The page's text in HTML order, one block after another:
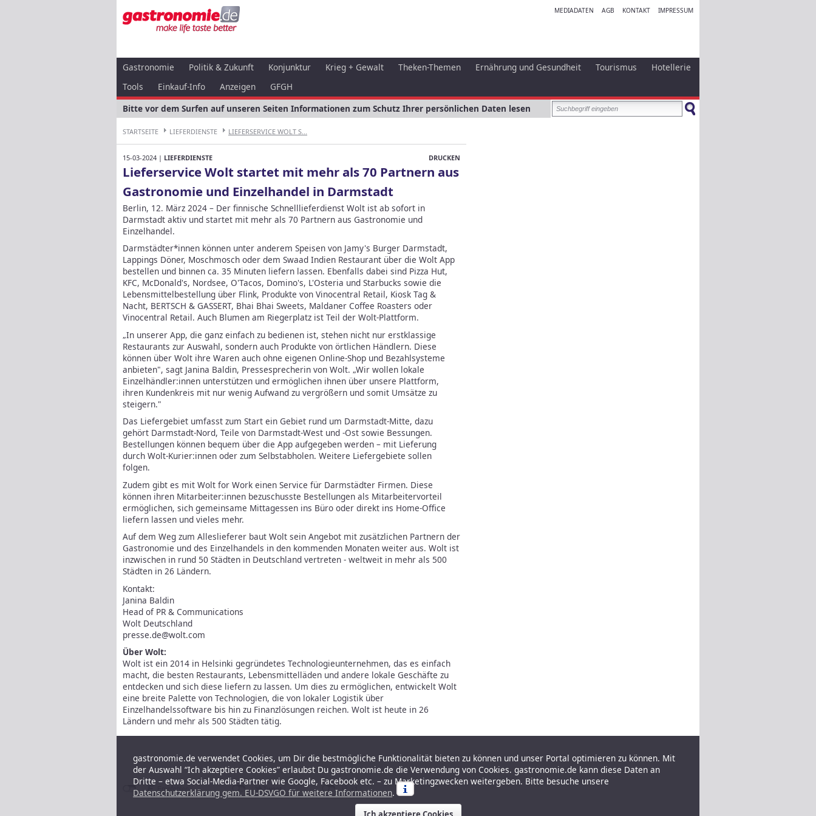
MEDIADATEN AGB KONTAKT IMPRESSUM
Gastronomie Politik & Zukunft Konjunktur Krieg + Gewalt Theken-Themen Ernährung und Gesundheit Tourismus
Hotellerie
Tools
Einkauf-Info Anzeigen
GFGH
Bitte vor dem Surfen auf unseren Seiten Informationen zum Schutz Ihrer persönlichen Daten lesen
STARTSEITE LIEFERDIENSTE LIEFERSERVICE WOLT S...
DRUCKEN
15-03-2024 | LIEFERDIENSTE
Lieferservice Wolt startet mit mehr als 70 Partnern aus
Gastronomie und Einzelhandel in Darmstadt
Berlin, 12. März 2024 – Der finnische Schnelllieferdienst Wolt ist ab sofort in
Darmstadt aktiv und startet mit mehr als 70 Partnern aus Gastronomie und
Einzelhandel.
Darmstädter*innen können unter anderem Speisen von Jamy's Burger Darmstadt,
Lappings Döner, Moschmosch oder dem Swaad Indien Restaurant über die Wolt App
bestellen und binnen ca. 35 Minuten liefern lassen. Ebenfalls dabei sind Pizza Hut,
KFC, McDonald's, Nordsee, O'Tacos, Domino's, L'Osteria und Starbucks sowie die
Lebensmittelbestellung über Flink, Produkte von Vinocentral Retail, Kiosk Tag &
Nacht, BERTSCH & GASSERT, Bhai Bhai Sweets, Maldaner Coffee Roasters oder
Vinocentral Retail. Auch Blumen am Riegerplatz ist Teil der Wolt-Plattform.
„In unserer App, die ganz einfach zu bedienen ist, stehen nicht nur erstklassige
Restaurants zur Auswahl, sondern auch Produkte von örtlichen Händlern. Diese
können über Wolt ihre Waren auch ohne eigenen Online-Shop und Bezahlsysteme
anbieten", sagt Janina Baldin, Pressesprecherin von Wolt. „Wir wollen lokale
Einzelhändler:innen unterstützen und ermöglichen ihnen über unsere Plattform,
ihren Kundenkreis mit nur wenig Aufwand zu vergrößern und somit Umsätze zu
steigern."
Das Liefergebiet umfasst zum Start ein Gebiet rund um Darmstadt-Mitte, dazu
gehört Darmstadt-Nord, Teile von Darmstadt-West und -Ost sowie Bessungen.
Bestellungen können bequem über die App aufgegeben werden – mit Lieferung
durch Wolt-Kurier:innen oder zum Selbstabholen. Weitere Liefergebiete sollen
folgen.
Zudem gibt es mit Wolt for Work einen Service für Darmstädter Firmen. Diese
können ihren Mitarbeiter:innen bezuschusste Bestellungen als Mitarbeitervorteil
ermöglichen, sich gemeinsame Mittagessen ins Büro oder direkt ins Home-Office
liefern lassen und vieles mehr.
Auf dem Weg zum Alleslieferer baut Wolt sein Angebot mit zusätzlichen Partnern der
Gastronomie und des Einzelhandels in den kommenden Monaten weiter aus. Wolt ist
inzwischen in rund 50 Städten in Deutschland vertreten - weltweit in mehr als 500
Städten in 26 Ländern.
Kontakt:
Janina Baldin
Head of PR & Communications
Wolt Deutschland
presse.de@wolt.com
Über Wolt:
Wolt ist ein 2014 in Helsinki gegründetes Technologieunternehmen, das es einfach
macht, die besten Restaurants, Lebensmittelläden und andere lokale Geschäfte zu
entdecken und sich diese liefern zu lassen. Um dies zu ermöglichen, entwickelt Wolt
eine breite Palette von Technologien, die von lokaler Logistik über
Einzelhandelssoftware bis hin zu Finanzlösungen reichen. Wolt ist heute in 26
Ländern und mehr als 500 Städten tätig.
gastronomie.de verwendet Cookies, um Dir die bestmögliche Funktionalität bieten zu können und unser Portal optimieren zu können. Mit
der Auswahl “Ich akzeptiere Cookies” erlaubst Du gastronomie.de die Verwendung von Cookies. gastronomie.de kann diese Daten an
Dritte – etwa Social-Media-Partner wie Google, Facebook etc. – zu Marketingzwecken weitergeben. Bitte besuche unsere
Datenschutzerklärung gem. EU-DSVGO für weitere Informationen.